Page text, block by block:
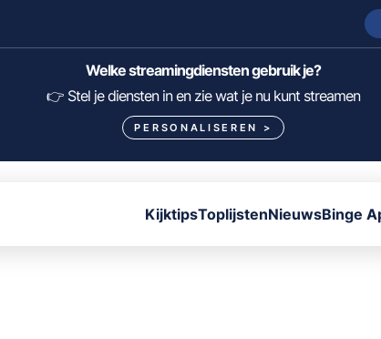
SkyShowtime Prime Video
HBO Max NPO Start
Pathé Thuis
Welke streamingdiensten gebruik je?
👉 Stel je diensten in en zie wat je nu kunt streamen
PERSONALISEREN >
KijktipsToplijstenNieuwsBinge